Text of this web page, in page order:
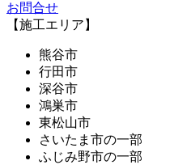
お問合せ
【施工エリア】
熊谷市
行田市
深谷市
鴻巣市
東松山市
さいたま市の一部
ふじみ野市の一部